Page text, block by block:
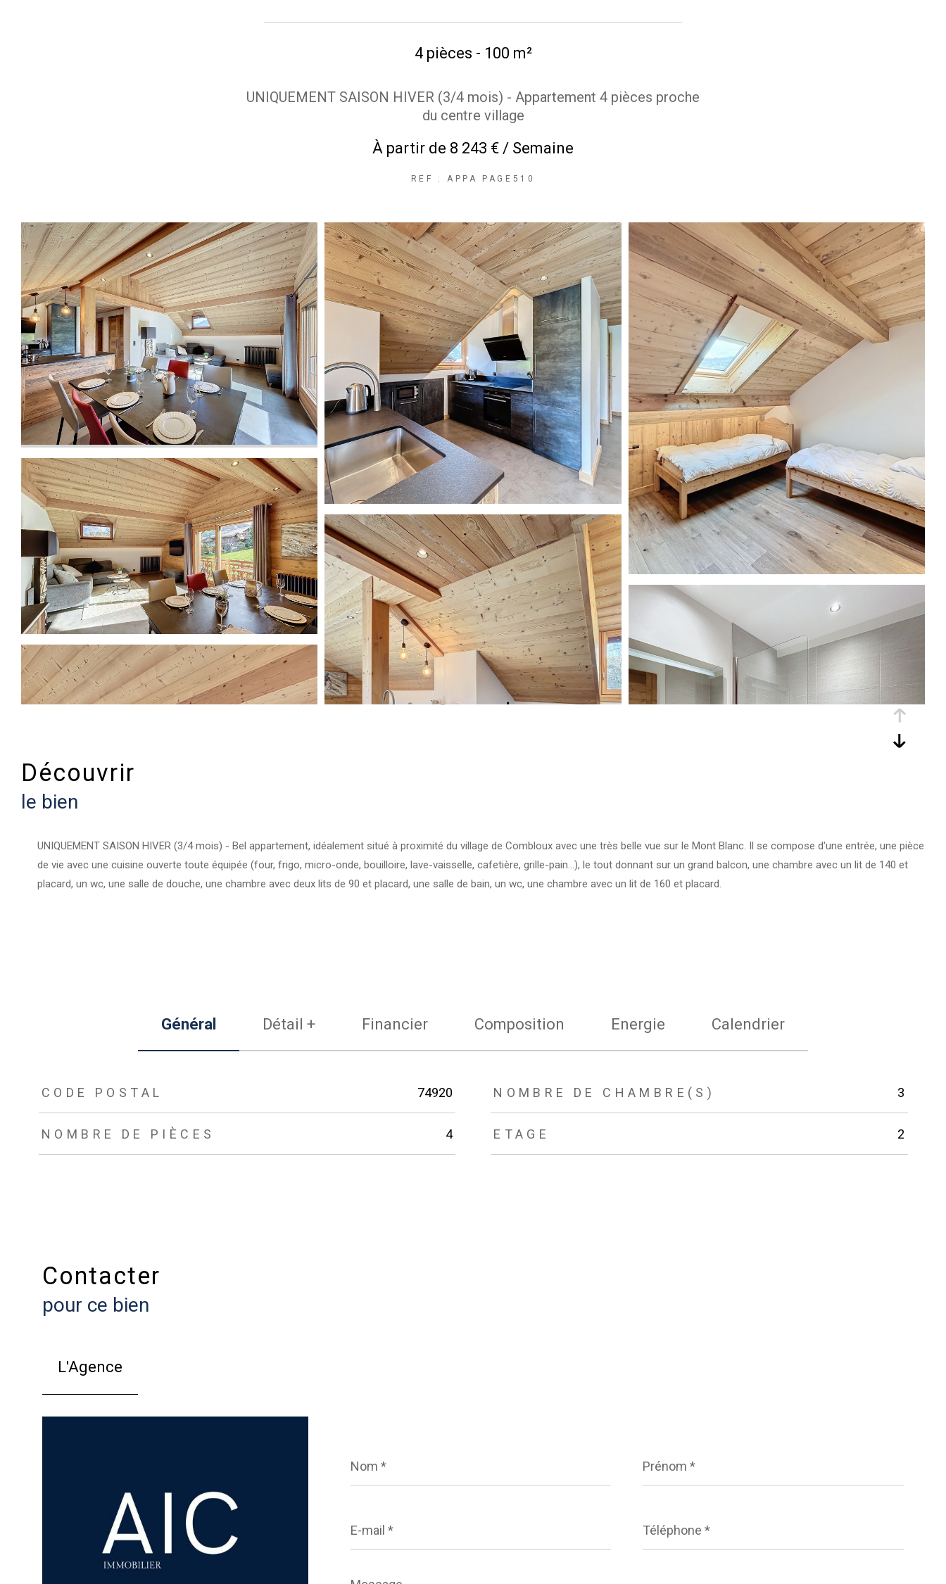
4 pièces - 100 m²
UNIQUEMENT SAISON HIVER (3/4 mois) - Appartement 4 pièces proche
du centre village
À partir de 8 243 € / Semaine
REF : APPA PAGE510
découvrir
le bien
UNIQUEMENT SAISON HIVER (3/4 mois) - Bel appartement, idéalement situé à proximité du village de Combloux avec une très belle vue sur le Mont Blanc. Il se compose d'une entrée, une pièce
de vie avec une cuisine ouverte toute équipée (four, frigo, micro-onde, bouilloire, lave-vaisselle, cafetière, grille-pain…), le tout donnant sur un grand balcon, une chambre avec un lit de 140 et
placard, un wc, une salle de douche, une chambre avec deux lits de 90 et placard, une salle de bain, un wc, une chambre avec un lit de 160 et placard.
Général Détail + Financier Composition Energie Calendrier
TRAD_ZEPHYR_Caracteristique
CODE POSTAL 74920 NOMBRE DE CHAMBRE(S) 3
NOMBRE DE PIÈCES 4 ETAGE 2
Contacter
pour ce bien
L'Agence
*
*
mail
*
*
Message